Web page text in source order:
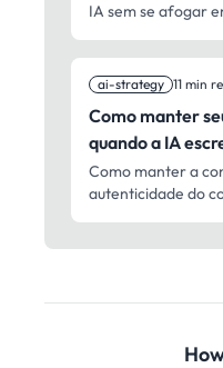
IA sem se afogar
quando menos
ai-strategy 11 min
Como manter
quando a IA
Como manter a
autenticidade do